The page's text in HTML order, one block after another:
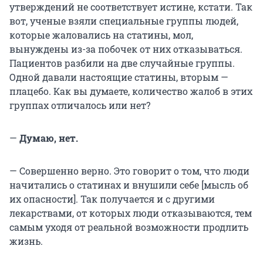
утверждений не соответствует истине, кстати. Так
вот, ученые взяли специальные группы людей,
которые жаловались на статины, мол,
вынуждены из-за побочек от них отказываться.
Пациентов разбили на две случайные группы.
Одной давали настоящие статины, вторым —
плацебо. Как вы думаете, количество жалоб в этих
группах отличалось или нет?
— Думаю, нет.
— Совершенно верно. Это говорит о том, что люди
начитались о статинах и внушили себе [мысль об
их опасности]. Так получается и с другими
лекарствами, от которых люди отказываются, тем
самым уходя от реальной возможности продлить
жизнь.